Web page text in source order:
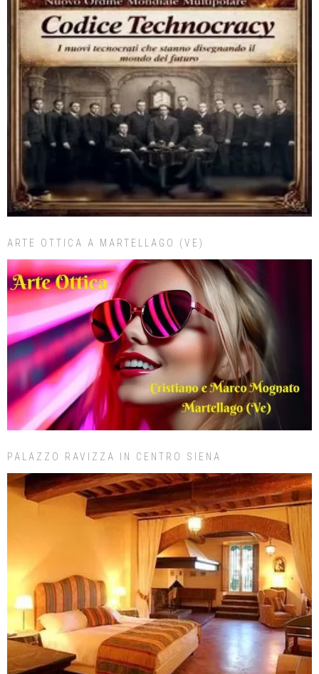
ARTE OTTICA A MARTELLAGO (VE)
PALAZZO RAVIZZA IN CENTRO SIENA